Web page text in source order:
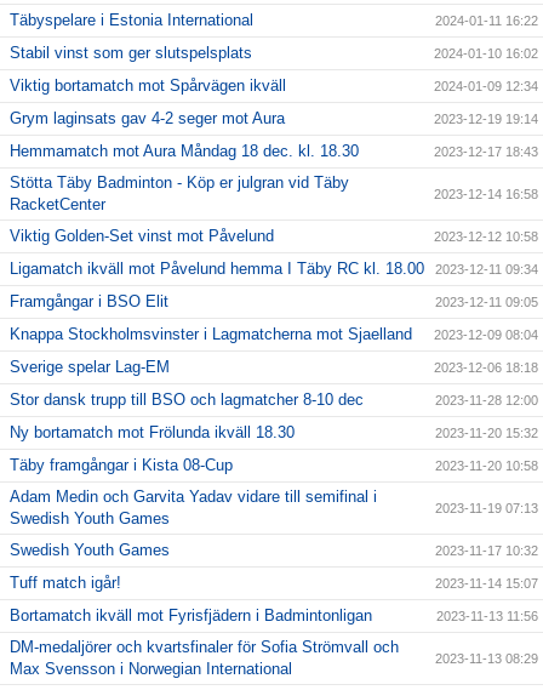
Täbyspelare i Estonia International 2024-01-11 16:22
Stabil vinst som ger slutspelsplats 2024-01-10 16:02
Viktig bortamatch mot Spårvägen ikväll 2024-01-09 12:34
Grym laginsats gav 4-2 seger mot Aura 2023-12-19 19:14
Hemmamatch mot Aura Måndag 18 dec. kl. 18.30 2023-12-17 18:43
Stötta Täby Badminton - Köp er julgran vid Täby
RacketCenter
2023-12-14 16:58
Viktig Golden-Set vinst mot Påvelund 2023-12-12 10:58
Ligamatch ikväll mot Påvelund hemma I Täby RC kl. 18.00 2023-12-11 09:34
Framgångar i BSO Elit 2023-12-11 09:05
Knappa Stockholmsvinster i Lagmatcherna mot Sjaelland 2023-12-09 08:04
Sverige spelar Lag-EM 2023-12-06 18:18
Stor dansk trupp till BSO och lagmatcher 8-10 dec 2023-11-28 12:00
Ny bortamatch mot Frölunda ikväll 18.30 2023-11-20 15:32
Täby framgångar i Kista 08-Cup 2023-11-20 10:58
Adam Medin och Garvita Yadav vidare till semifinal i
Swedish Youth Games
2023-11-19 07:13
Swedish Youth Games 2023-11-17 10:32
Tuff match igår! 2023-11-14 15:07
Bortamatch ikväll mot Fyrisfjädern i Badmintonligan 2023-11-13 11:56
DM-medaljörer och kvartsfinaler för Sofia Strömvall och
Max Svensson i Norwegian International
2023-11-13 08:29